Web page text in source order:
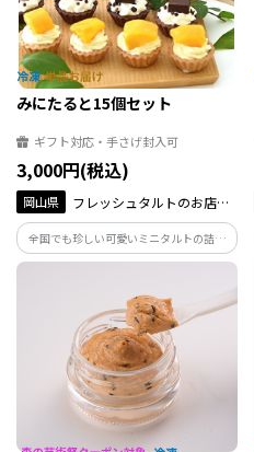
みにたると15個セット
ギフト対応・手さげ封入可
3,000円(税込)
岡山県
フレッシュタルトのお店
STYLE
全国でも珍しい可愛いミニタルトの詰め
合わせです。小さいながらも特徴のあるミ
コ×4、マンゴー×4、桃×3、カシス＆ク
ランベリー×4）